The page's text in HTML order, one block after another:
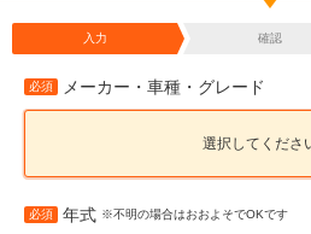
入力 確認
必須 メーカー・車種・グレード
選択してくださ
必須 年式 ※不明の場合はおおよそでOKです